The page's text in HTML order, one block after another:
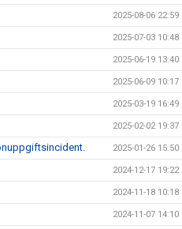
2025-08-06 22:59
2025-07-03 10:48
2025-06-19 13:40
2025-06-09 10:17
2025-03-19 16:49
2025-02-02 19:37
2025-01-26 15:50
2024-12-17 19:22
2024-11-18 10:18
2024-11-07 14:10